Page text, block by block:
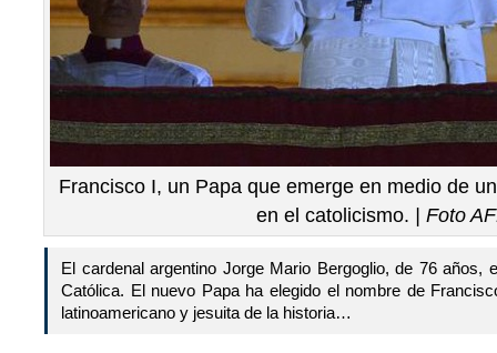
Francisco I, un Papa que emerge en medio de
en el catolicismo.
| Foto
El cardenal argentino Jorge Mario Bergoglio, de 76 años,
Católica. El nuevo Papa ha elegido el nombre de
latinoamericano y jesuita de la historia…